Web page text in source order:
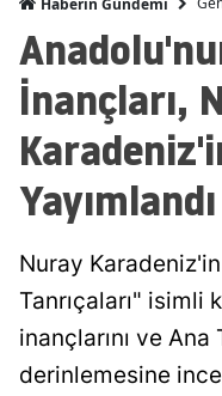
İnançları,
Yayımlandı
Nuray
Tanrıçaları" isimli
inançlarını ve
derinlemesine